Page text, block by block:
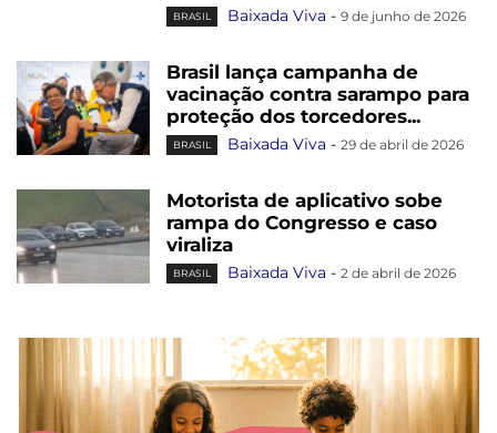
BRASIL Baixada Viva - 9 de junho de 2026
Brasil lança campanha de
vacinação contra sarampo para
proteção dos torcedores...
BRASIL Baixada Viva - 29 de abril de 2026
Motorista de aplicativo sobe
rampa do Congresso e caso
viraliza
BRASIL Baixada Viva - 2 de abril de 2026